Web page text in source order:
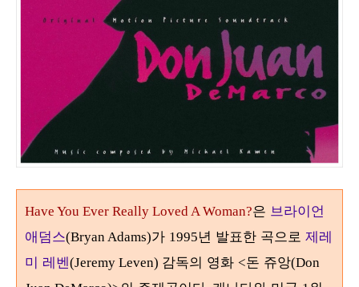
Have You Ever Really Loved A Woman?은 브라이언
애덤스(Bryan Adams)가 1995년 발표한 곡으로 제레
미 레벤(Jeremy Leven) 감독의 영화 <돈 쥬앙(Don